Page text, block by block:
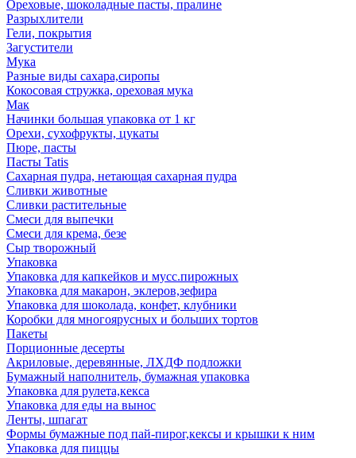
Ореховые, шоколадные пасты, пралине
Разрыхлители
Гели, покрытия
Загустители
Мука
Разные виды сахара,сиропы
Кокосовая стружка, ореховая мука
Мак
Начинки большая упаковка от 1 кг
Орехи, сухофрукты, цукаты
Пюре, пасты
Пасты Tatis
Сахарная пудра, нетающая сахарная пудра
Сливки животные
Сливки растительные
Смеси для выпечки
Смеси для крема, безе
Сыр творожный
Упаковка
Упаковка для капкейков и мусс.пирожных
Упаковка для макарон, эклеров,зефира
Упаковка для шоколада, конфет, клубники
Коробки для многоярусных и больших тортов
Пакеты
Порционные десерты
Акриловые, деревянные, ЛХДФ подложки
Бумажный наполнитель, бумажная упаковка
Упаковка для рулета,кекса
Упаковка для еды на вынос
Ленты, шпагат
Формы бумажные под пай-пирог,кексы и крышки к ним
Упаковка для пиццы